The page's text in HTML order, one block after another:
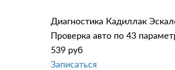
Диагностика Кадиллак
Проверка авто по 43
539 руб
Записаться